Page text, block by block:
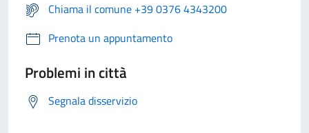
Chiama il comune +39 0376 4343200
Prenota un appuntamento
Problemi in città
Segnala disservizio